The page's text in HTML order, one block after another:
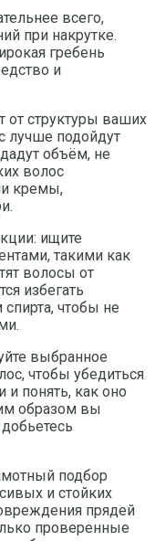
всего,
при накрутке.
гребень
и
от структуры ваших
лучше подойдут
объём, не
волос
кремы,
ищите
такими как
волосы от
избегать
чтобы не
выбранное
чтобы убедиться
и понять, как оно
образом вы
подбор
и стойких
прядей
проверенные